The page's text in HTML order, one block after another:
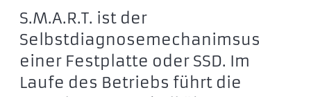
S.M.A.R.T. ist der
Selbstdiagnosemechanimsus
einer Festplatte oder SSD. Im
Laufe des Betriebs führt die